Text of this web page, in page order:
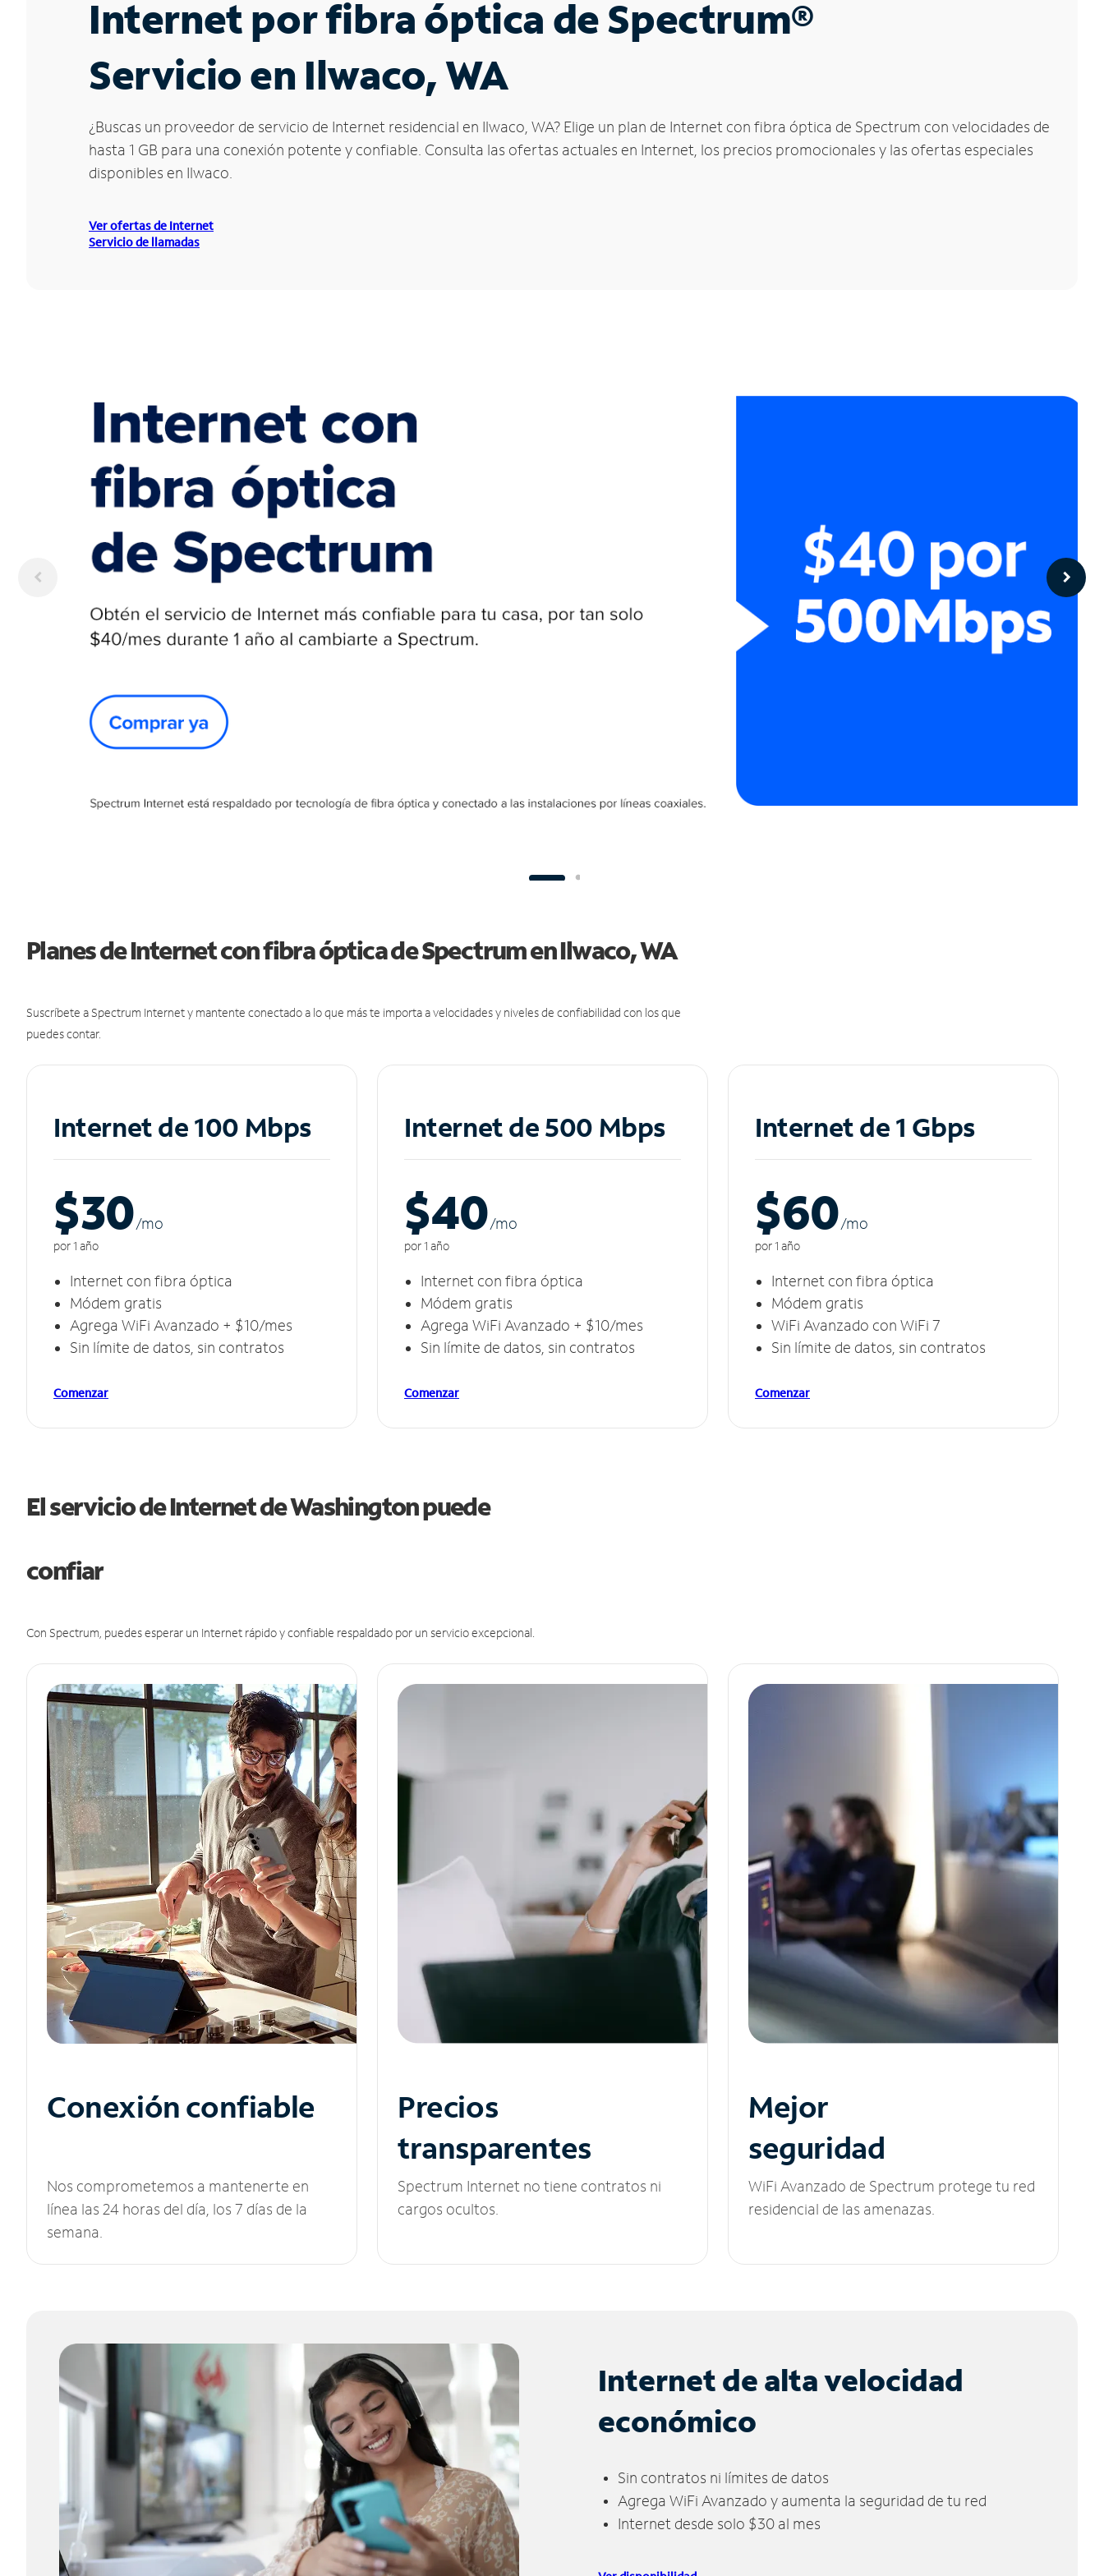
Internet por fibra óptica de Spectrum®
Servicio en Ilwaco, WA
¿Buscas un proveedor de servicio de Internet residencial en Ilwaco, WA? Elige un plan de Internet con fibra óptica de Spectrum con velocidades de
hasta 1 GB para una conexión potente y confiable. Consulta las ofertas actuales en Internet, los precios promocionales y las ofertas especiales
disponibles en Ilwaco.
Ver ofertas de Internet
Servicio de llamadas
Planes de Internet con fibra óptica de Spectrum en Ilwaco, WA
Suscríbete a Spectrum Internet y mantente conectado a lo que más te importa a velocidades y niveles de confiabilidad con los que
puedes contar.
Internet de 100 Mbps
$30/mo
por 1 año
Internet con fibra óptica
Módem gratis
Agrega WiFi Avanzado + $10/mes
Sin límite de datos, sin contratos
Comenzar
Internet de 500 Mbps
$40/mo
por 1 año
Internet con fibra óptica
Módem gratis
Agrega WiFi Avanzado + $10/mes
Sin límite de datos, sin contratos
Comenzar
Internet de 1 Gbps
$60/mo
por 1 año
Internet con fibra óptica
Módem gratis
WiFi Avanzado con WiFi 7
Sin límite de datos, sin contratos
Comenzar
El servicio de Internet de Washington puede
confiar
Con Spectrum, puedes esperar un Internet rápido y confiable respaldado por un servicio excepcional.
Conexión confiable
Nos comprometemos a mantenerte en
línea las 24 horas del día, los 7 días de la
semana.
Precios
transparentes
Spectrum Internet no tiene contratos ni
cargos ocultos.
Mejor
seguridad
WiFi Avanzado de Spectrum protege tu red
residencial de las amenazas.
Internet de alta velocidad
económico
Sin contratos ni límites de datos
Agrega WiFi Avanzado y aumenta la seguridad de tu red
Internet desde solo $30 al mes